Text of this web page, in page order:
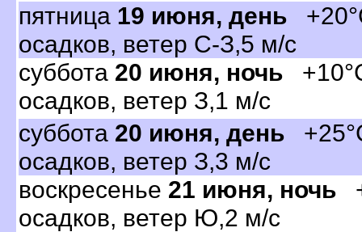
пятница 19 июня, день
осадков, ветер С-З,5 м/с
суббота 20 июня, ночь
осадков, ветер З,1 м/с
суббота 20 июня, день
осадков, ветер З,3 м/с
оскресенье 21 июня, ночь
осадков, ветер Ю,2 м/с